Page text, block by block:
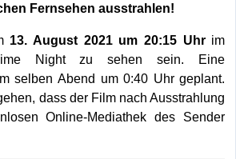
Fernsehen ausstrahlen!
13. August 2021 um 20:15 Uhr im
Night zu sehen sein. Eine
selben Abend um 0:40 Uhr geplant.
dass der Film nach Ausstrahlung
Online-Mediathek des Sender